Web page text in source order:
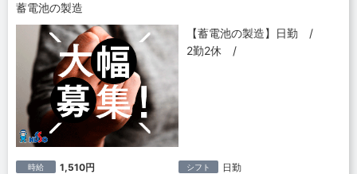
蓄電池の製造
【蓄電池の製造】日勤 /
2勤2休 /
時給 1,510円 シフト 日勤